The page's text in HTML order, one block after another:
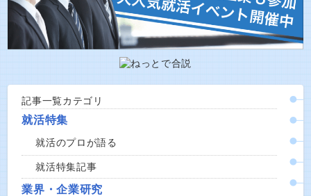
記事一覧カテゴリ
就活特集
就活のプロが語る
就活特集記事
業界・企業研究